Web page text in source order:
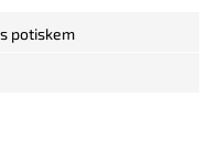
potiskem